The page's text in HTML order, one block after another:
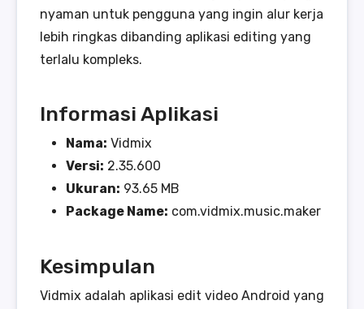
nyaman untuk pengguna yang ingin alur kerja
lebih ringkas dibanding aplikasi editing yang
terlalu kompleks.
Informasi Aplikasi
Nama: Vidmix
Versi: 2.35.600
Ukuran: 93.65 MB
Package Name: com.vidmix.music.maker
Kesimpulan
Vidmix adalah aplikasi edit video Android yang